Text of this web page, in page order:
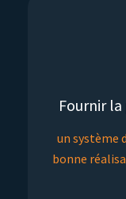
Fournir
un système
bonne